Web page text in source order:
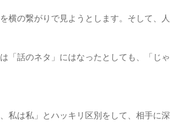
横の繋がりで見ようとします。そして、
「話のネタ」にはなったとしても、「じ
、私は私」とハッキリ区別をして、相手